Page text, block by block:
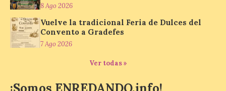
El Ministerio de
Agricultura, Pesca y
Alimentación concede el
premio Alimentos de
España a los mejores
Nevado recibe el premio al mejor jamón
8 Ago 2026
Vuelve la tradicional Feria de Dulces del
Convento a Gradefes
7 Ago 2026
Ver todas »